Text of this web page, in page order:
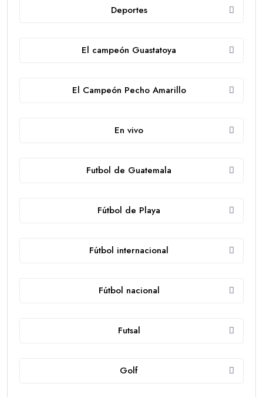
Deportes
El campeón Guastatoya
El Campeón Pecho Amarillo
En vivo
Futbol de Guatemala
Fútbol de Playa
Fútbol internacional
Fútbol nacional
Futsal
Golf